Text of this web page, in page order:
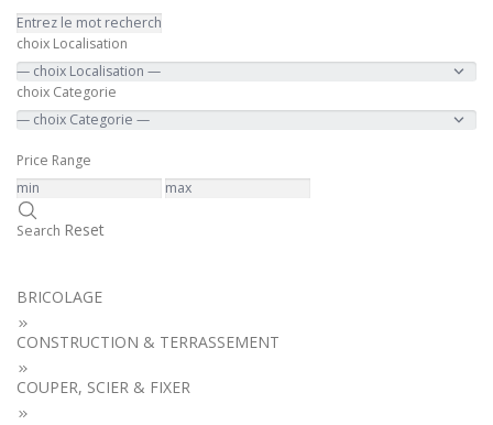
choix Localisation
choix Categorie
Price Range
Search Reset
BRICOLAGE
CONSTRUCTION & TERRASSEMENT
COUPER, SCIER & FIXER